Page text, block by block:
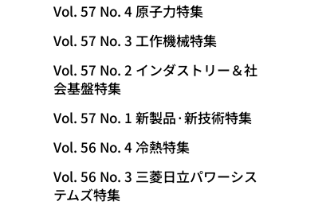
Vol. 57 No. 4 原子力特集
Vol. 57 No. 3 工作機械特集
Vol. 57 No. 2 インダストリー＆社
会基盤特集
Vol. 57 No. 1 新製品·新技術特集
Vol. 56 No. 4 冷熱特集
Vol. 56 No. 3 三菱日立パワーシス
テムズ特集